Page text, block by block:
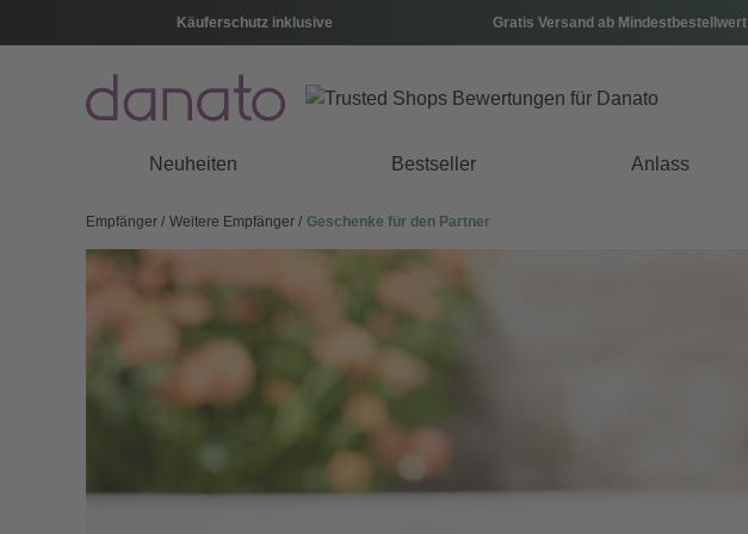
Käuferschutz inklusive Gratis Versand ab Mindestbestellwert
Neuheiten Bestseller Anlass
Empfänger Weitere Empfänger Geschenke für den Partner